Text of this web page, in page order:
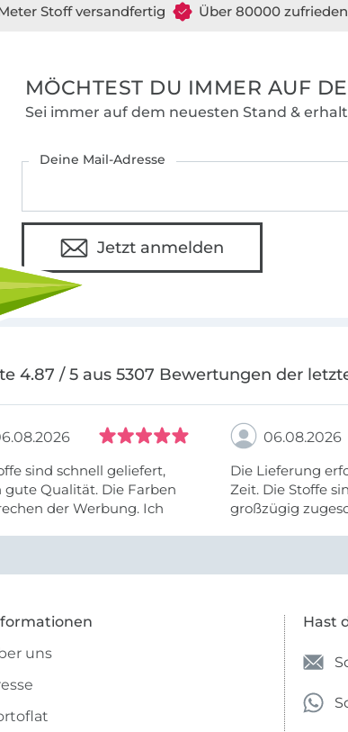
Stoff versandfertig Über 80000
MÖCHTEST DU IMMER AUF
Sei immer auf dem neuesten Stand &
Deine Mail-Adresse
Jetzt anmelden
4.87 / 5 aus 5307 Bewertungen der
sind schnell geliefert,
gute Qualität. Die Farben
der Werbung. Ich
Firma empfehlen.
06.08.2026
Die Lieferung
Zeit. Die Stoffe sind super und
großzügig
uns
Hast